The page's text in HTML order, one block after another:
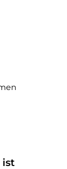
ist